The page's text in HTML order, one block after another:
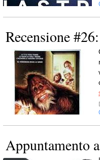
Recensione
Appuntamento